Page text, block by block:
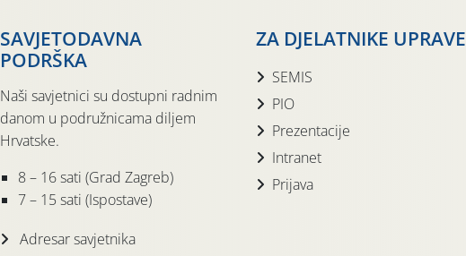
SAVJETODAVNA
PODRŠKA
Naši savjetnici su dostupni radnim
danom u podružnicama diljem
Hrvatske.
8 – 16 sati (Grad Zagreb)
7 – 15 sati (Ispostave)
Adresar savjetnika
ZA DJELATNIKE UPRAVE
SEMIS
PIO
Prezentacije
Intranet
Prijava